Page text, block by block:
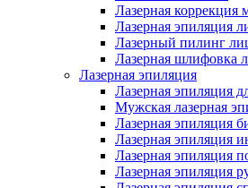
Лазерная коррекция
Лазерная эпиляция
Лазерный пилинг
Лазерная шлифовка
Лазерная эпиляция
Лазерная эпиляция
Мужская лазерная
Лазерная эпиляция
Лазерная эпиляция
Лазерная эпиляция
Лазерная эпиляция